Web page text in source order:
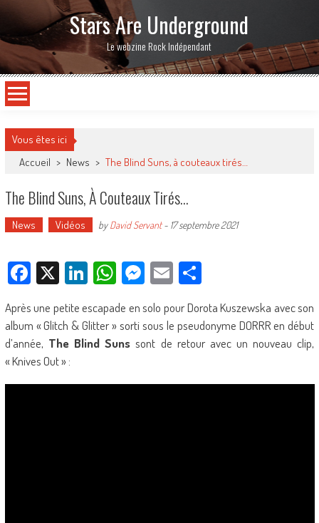
Stars Are Underground
Le webzine Rock Indépendant
Vous êtes ici
Accueil > News > The Blind Suns, à couteaux tirés…
The Blind Suns, À Couteaux Tirés…
News Vidéos byDavid Servant- 17 septembre 2021
Facebook
X LinkedIn
WhatsApp
Messenger
EmailPartager
Après une petite escapade en solo pour Dorota Kuszewska avec son
album « Glitch & Glitter » sorti sous le pseudonyme DORRR en début
d’année, The Blind Suns sont de retour avec un nouveau clip,
« Knives Out » :